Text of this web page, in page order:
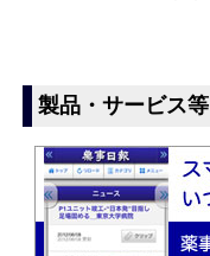
製品・サービス等